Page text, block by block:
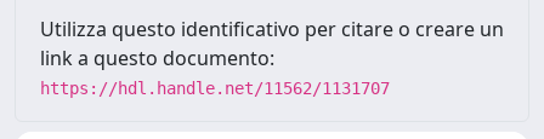
Utilizza questo identificativo per citare o creare un
link a questo documento:
https://hdl.handle.net/11562/1131707